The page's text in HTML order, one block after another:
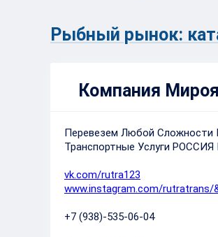
Рыбный рынок:
Компания
Перевезем Любой Сложности
Транспортные Услуги
vk.com/rutra123
www.instagram.com/rutratrans/
+7 (938)-535-06-04